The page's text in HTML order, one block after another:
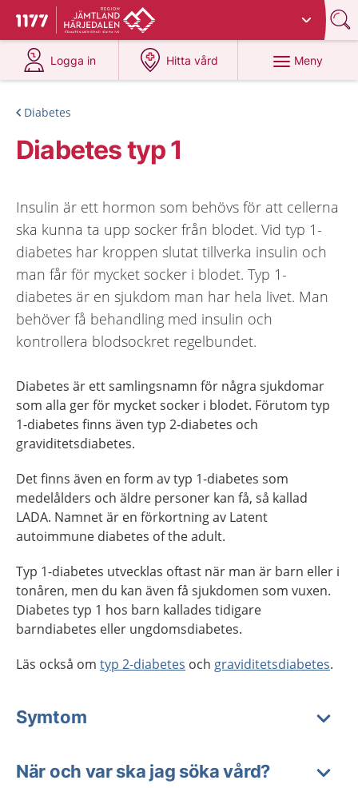
Till startsidan för 1177
Du har valt region
Logga in
på 1177.se
Hitta vård
på 1177.se
Meny
Diabetes
Diabetes typ 1
Insulin är ett hormon som behövs för att cellerna
ska kunna ta upp socker från blodet. Vid typ 1-
diabetes har kroppen slutat tillverka insulin och
man får för mycket socker i blodet. Typ 1-
diabetes är en sjukdom man har hela livet. Man
behöver få behandling med insulin och
kontrollera blodsockret regelbundet.
Diabetes är ett samlingsnamn för några sjukdomar
som alla ger för mycket socker i blodet. Förutom typ
1-diabetes finns även typ 2-diabetes och
graviditetsdiabetes.
Det finns även en form av typ 1-diabetes som
medelålders och äldre personer kan få, så kallad
LADA. Namnet är en förkortning av Latent
autoimmune diabetes of the adult.
Typ 1-diabetes utvecklas oftast när man är barn eller i
tonåren, men du kan även få sjukdomen som vuxen.
Diabetes typ 1 hos barn kallades tidigare
barndiabetes eller ungdomsdiabetes.
Läs också om typ 2-diabetes och graviditetsdiabetes.
Symtom
När och var ska jag söka vård?